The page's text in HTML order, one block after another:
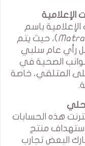
الإعلامية
باسم
)، حيث يتم
رأي عام سلبي
الصحية في
على المتلقي، خاصة
هذه الحسابات
منتج
البعض تجارب